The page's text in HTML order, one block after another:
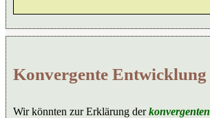
Konvergente Entwicklung
Wir könnten zur Erklärung derkonvergenten